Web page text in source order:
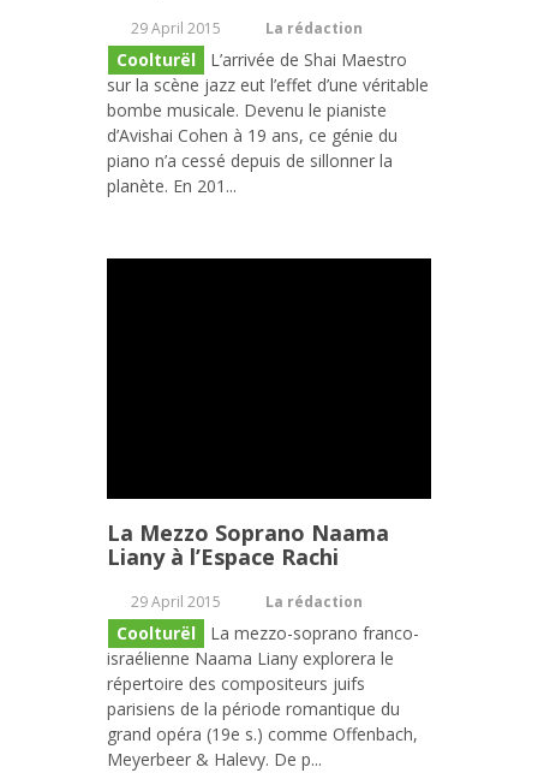
29 April 2015 La rédaction
Coolturël
L’arrivée de Shai Maestro
sur la scène jazz eut l’effet d’une véritable
bombe musicale. Devenu le pianiste
d’Avishai Cohen à 19 ans, ce génie du
piano n’a cessé depuis de sillonner la
planète. En 201...
La Mezzo Soprano Naama
Liany à l’Espace Rachi
29 April 2015 La rédaction
Coolturël
La mezzo-soprano franco-
israélienne Naama Liany explorera le
répertoire des compositeurs juifs
parisiens de la période romantique du
grand opéra (19e s.) comme Offenbach,
Meyerbeer & Halevy. De p...